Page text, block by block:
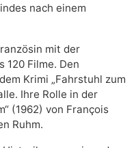
nach einem
mit der
120 Filme. Den
Krimi „Fahrstuhl zum
Ihre Rolle in der
(1962) von François
Ruhm.